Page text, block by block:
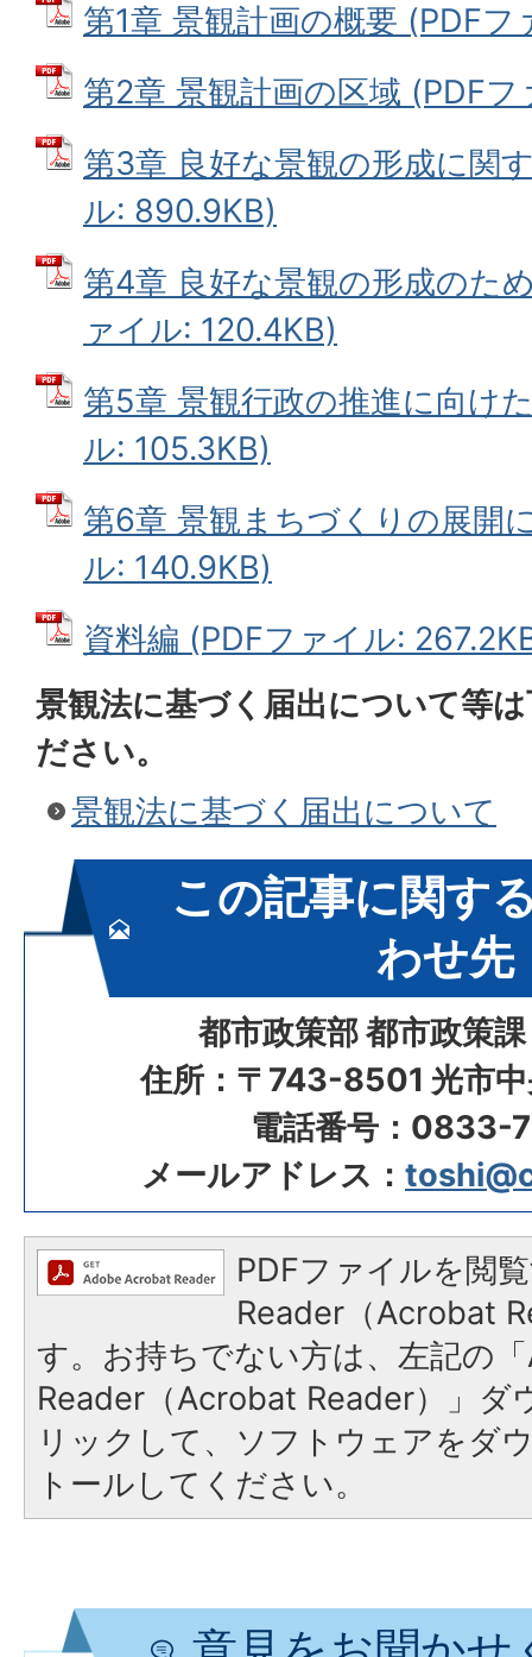
第1章 景観計画の概要 (PDFフ
第2章 景観計画の区域 (PDF
第3章 良好な景観の形成に関
ル: 890.9KB)
第4章 良好な景観の形成のた
ァイル: 120.4KB)
第5章 景観行政の推進に向け
ル: 105.3KB)
第6章 景観まちづくりの展開
ル: 140.9KB)
資料編 (PDFファイル:
景観法に基づく届出について等
ださい。
景観法に基づく届出について
この記事に関す
わせ先
都市政策部 都市政策
住所：〒743-8501 光市中
電話番号：0833-
メールアドレス：
PDFファイルを閲
Reader（Acrobat
す。お持ちでない方は、左記の
Reader（Acrobat Reader）」ダ
リックして、ソフトウェアをダ
トールしてください。